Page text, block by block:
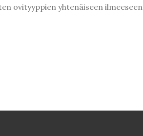
ovityyppien yhtenäiseen